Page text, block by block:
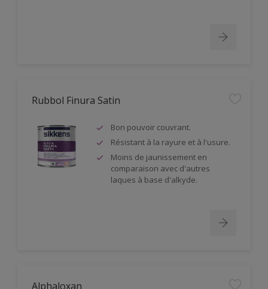
Rubbol Finura Satin
Bon pouvoir couvrant.
Résistant à la rayure et à l'usure.
Moins de jaunissement en
comparaison avec d'autres
laques à base d'alkyde.
Alphaloxan